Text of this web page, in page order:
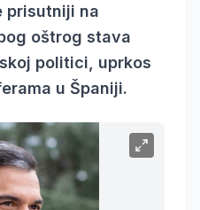
prisutniji na
oštrog stava
politici, uprkos
u Španiji.